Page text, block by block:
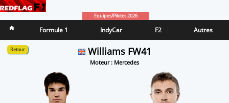
Equipes/Pilotes 2026
Formule 1 IndyCar F2 Autres
Retour Williams FW41
Moteur : Mercedes